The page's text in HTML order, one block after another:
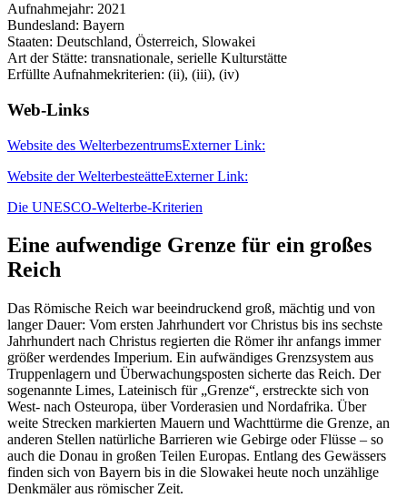
Aufnahmejahr: 2021
Bundesland: Bayern
Staaten: Deutschland, Österreich, Slowakei
Art der Stätte: transnationale, serielle Kulturstätte
Erfüllte Aufnahmekriterien: (ii), (iii), (iv)
Web-Links
Website des WelterbezentrumsExterner Link:
Website der WelterbesteätteExterner Link:
Die UNESCO-Welterbe-Kriterien
Eine aufwendige Grenze für ein großes
Reich
Das Römische Reich war beeindruckend groß, mächtig und von
langer Dauer: Vom ersten Jahrhundert vor Christus bis ins sechste
Jahrhundert nach Christus regierten die Römer ihr anfangs immer
größer werdendes Imperium. Ein aufwändiges Grenzsystem aus
Truppenlagern und Überwachungsposten sicherte das Reich. Der
sogenannte Limes, Lateinisch für „Grenze“, erstreckte sich von
West- nach Osteuropa, über Vorderasien und Nordafrika. Über
weite Strecken markierten Mauern und Wachttürme die Grenze, an
anderen Stellen natürliche Barrieren wie Gebirge oder Flüsse – so
auch die Donau in großen Teilen Europas. Entlang des Gewässers
finden sich von Bayern bis in die Slowakei heute noch unzählige
Denkmäler aus römischer Zeit.